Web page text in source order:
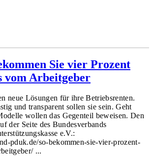
Sie vier Prozent
vom Arbeitgeber
neue Lösungen für ihre Betriebsrenten.
und transparent sollen sie sein. Geht
wollen das Gegenteil beweisen. Den
der Seite des Bundesverbands
e.V.:
pduk.de/so-bekommen-sie-vier-prozent-
...